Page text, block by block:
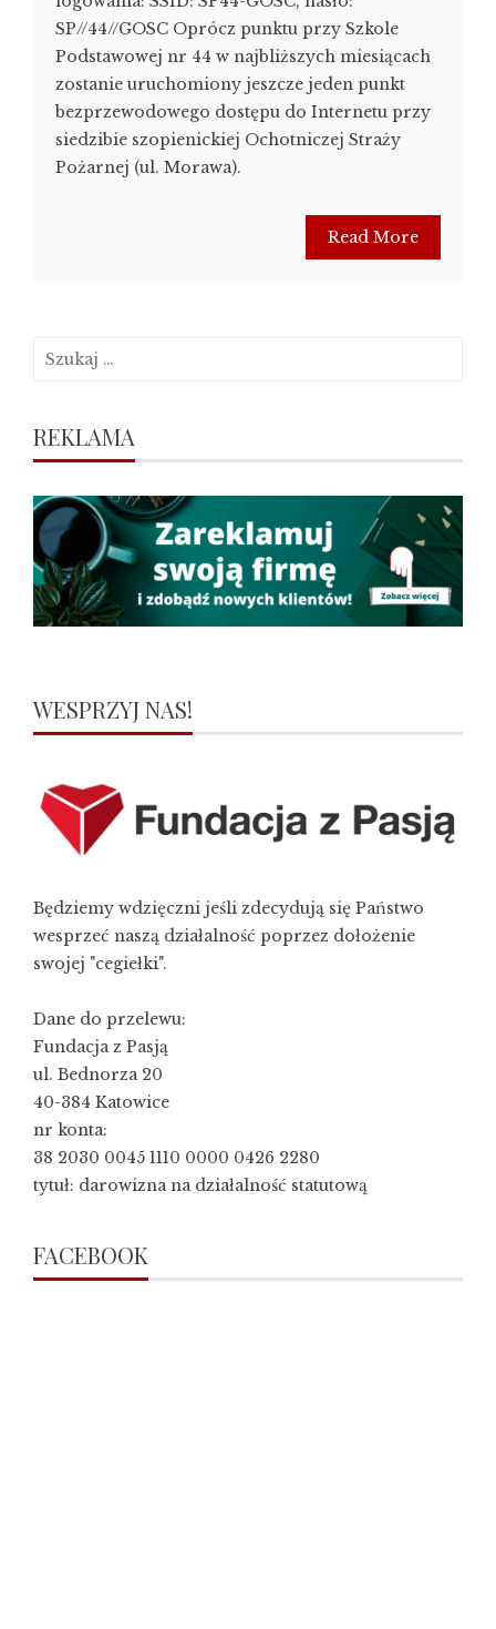
SP//44//GOSC Oprócz punktu przy Szkole
Podstawowej nr 44 w najbliższych miesiącach
zostanie uruchomiony jeszcze jeden punkt
bezprzewodowego dostępu do Internetu przy
siedzibie szopienickiej Ochotniczej Straży
Pożarnej (ul. Morawa).
Read More
Szukaj:
REKLAMA
WESPRZYJ NAS!
Będziemy wdzięczni jeśli zdecydują się Państwo
wesprzeć naszą działalność poprzez dołożenie
swojej "cegiełki".
Dane do przelewu:
Fundacja z Pasją
ul. Bednorza 20
40-384 Katowice
nr konta:
38 2030 0045 1110 0000 0426 2280
tytuł: darowizna na działalność statutową
FACEBOOK